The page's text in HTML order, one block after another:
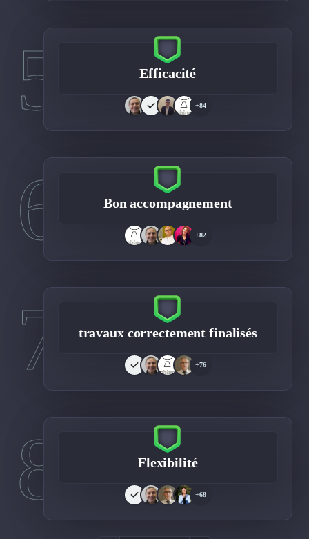
5 Efficacité
+84
6 Bon accompagnement
+82
7 travaux correctement finalisés
+76
8 Flexibilité
+68